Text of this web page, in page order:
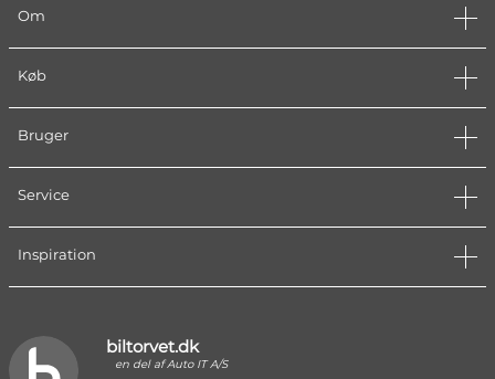
Om
Køb
Bruger
Service
Inspiration
biltorvet.dk
en del af Auto IT A/S